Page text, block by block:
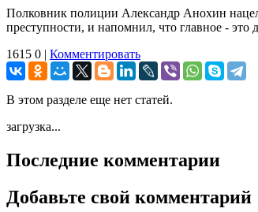
Полковник полиции Александр Анохин
преступности, и напомнил, что главное - это
1615 0 | Комментировать
В этом разделе еще нет статей.
загрузка...
Последние комментарии
Добавьте свой комментарий